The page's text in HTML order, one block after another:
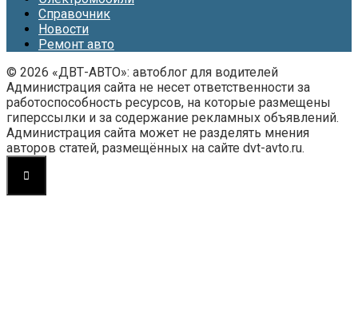
Справочник
Новости
Ремонт авто
© 2026 «ДВТ-АВТО»: автоблог для водителей
Администрация сайта не несет ответственности за
работоспособность ресурсов, на которые размещены
гиперссылки и за содержание рекламных объявлений.
Администрация сайта может не разделять мнения
авторов статей, размещённых на сайте dvt-avto.ru.